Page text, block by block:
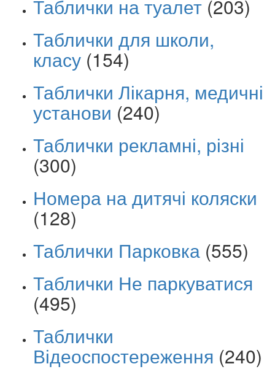
Таблички на туалет (203)
Таблички для школи,
класу (154)
Таблички Лікарня, медичні
установи (240)
Таблички рекламні, різні
(300)
Номера на дитячі коляски
(128)
Таблички Парковка (555)
Таблички Не паркуватися
(495)
Таблички
Відеоспостереження (240)